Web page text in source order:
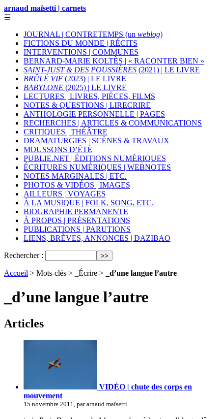
arnaud maïsetti | carnets
☰
JOURNAL | CONTRETEMPS (un weblog)
FICTIONS DU MONDE | RÉCITS
INTERVENTIONS | COMMUNES
BERNARD-MARIE KOLTÈS | « RACONTER BIEN »
SAINT-JUST & DES POUSSIÈRES (2021) | LE LIVRE
BRÛLÉ VIF (2023) | LE LIVRE
BABYLONE (2025) | LE LIVRE
LECTURES | LIVRES, PIÈCES, FILMS
NOTES & QUESTIONS | LIRECRIRE
ANTHOLOGIE PERSONNELLE | PAGES
RECHERCHES | ARTICLES & COMMUNICATIONS
CRITIQUES | THÉÂTRE
DRAMATURGIES | SCÈNES & TRAVAUX
MOUSSONS D’ÉTÉ
PUBLIE.NET | ÉDITIONS NUMÉRIQUES
ÉCRITURES NUMÉRIQUES | WEBNOTES
NOTES MARGINALES | ETC.
PHOTOS & VIDÉOS | IMAGES
AILLEURS | VOYAGES
À LA MUSIQUE | FOLK, SONG, ETC.
BIOGRAPHIE PERMANENTE
À PROPOS | PRÉSENTATIONS
PUBLICATIONS | PARUTIONS
LIENS, BRÈVES, ANNONCES | DAZIBAO
Rechercher :
Accueil > Mots-clés > _Écrire > _d’une langue l’autre
_d’une langue l’autre
Articles
VIDÉO | chute des corps en
mouvement
15 novembre 2011, par arnaud maïsetti